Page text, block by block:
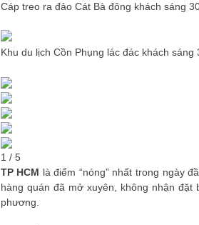
Cáp treo ra đảo Cát Bà đông khách sáng
Khu du lịch Cồn Phụng lác đác khách sáng
1 / 5
TP HCM là điểm “nóng” nhất trong ngày
hàng quán đã mở xuyên, không nhận
phương.